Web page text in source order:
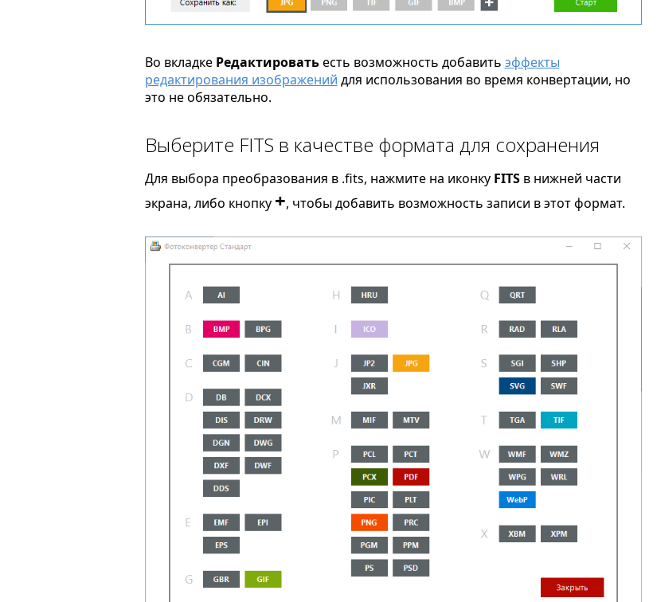
Во вкладке Редактироватьесть возможность добавить эффекты
редактирования изображений для использования во время конвертации, но
это не обязательно.
Выберите FITS в качестве формата для сохранения
Для выбора преобразования в .fits, нажмите на иконку FITSв нижней части
экрана, либо кнопку +, чтобы добавить возможность записи в этот формат.